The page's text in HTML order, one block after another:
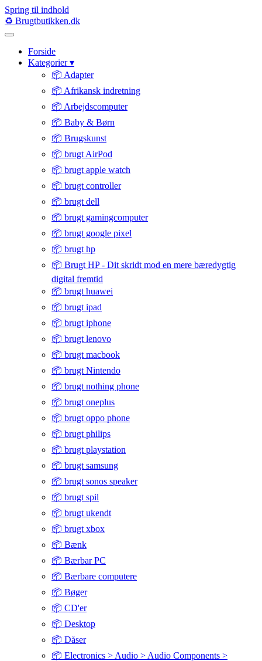
Spring til indhold
♻️ Brugtbutikken.dk
Forside
Kategorier▾
📦 Adapter
📦 Afrikansk indretning
📦 Arbejdscomputer
📦 Baby & Børn
📦 Brugskunst
📦 brugt AirPod
📦 brugt apple watch
📦 brugt controller
📦 brugt dell
📦 brugt gamingcomputer
📦 brugt google pixel
📦 brugt hp
📦 Brugt HP - Dit skridt mod en mere bæredygtig
digital fremtid
📦 brugt huawei
📦 brugt ipad
📦 brugt iphone
📦 brugt lenovo
📦 brugt macbook
📦 brugt Nintendo
📦 brugt nothing phone
📦 brugt oneplus
📦 brugt oppo phone
📦 brugt philips
📦 brugt playstation
📦 brugt samsung
📦 brugt sonos speaker
📦 brugt spil
📦 brugt ukendt
📦 brugt xbox
📦 Bænk
📦 Bærbar PC
📦 Bærbare computere
📦 Bøger
📦 CD'er
📦 Desktop
📦 Dåser
📦 Electronics > Audio > Audio Components >